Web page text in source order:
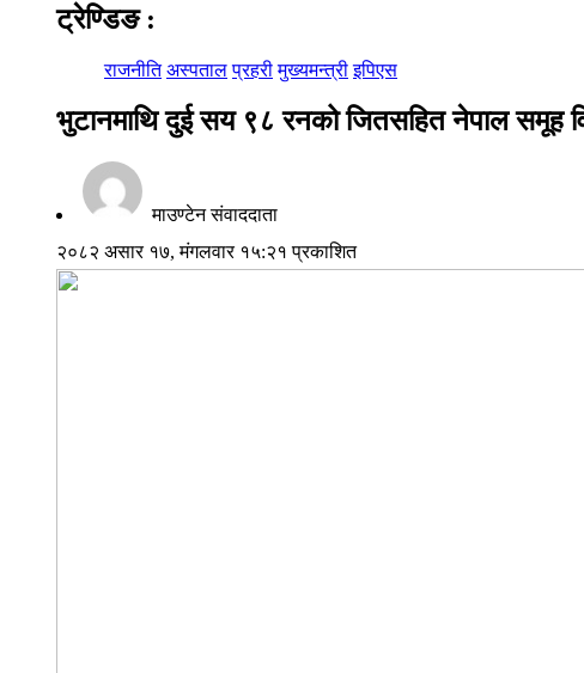
ट्रेण्डिङ :
राजनीति अस्पताल प्रहरी मुख्यमन्त्री इपिएस
भुटानमाथि दुई सय ९८ रनको जितसहित नेपाल समूह
माउण्टेन संवाददाता
२०८२ असार १७, मंगलवार १५:२१ प्रकाशित